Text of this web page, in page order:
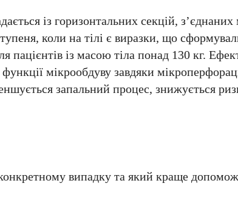
із горизонтальних секцій,
коли на тілі є виразки, що
пацієнтів із масою тіла понад 130 кг.
мікрообдуву завдяки
запальний процес, знижується
випадку та який краще